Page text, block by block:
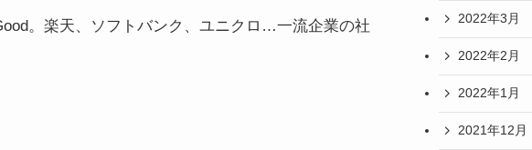
。楽天、ソフトバンク、ユニクロ…一流企業の社
2022年3月
2022年2月
2022年1月
2021年12月